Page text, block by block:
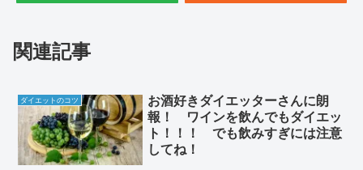
関連記事
ダイエットのコツ
お酒好きダイエッターさんに朗
報！ ワインを飲んでもダイエッ
ト！！！ でも飲みすぎには注意
してね！